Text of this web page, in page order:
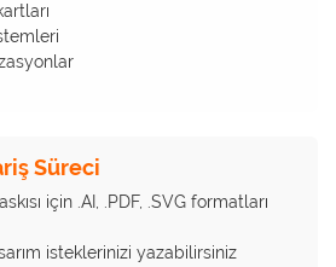
Süreci
için .AI, .PDF, .SVG formatları
isteklerinizi yazabilirsiniz